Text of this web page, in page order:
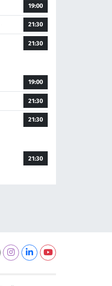
19:00
21:30
21:30
19:00
21:30
21:30
21:30